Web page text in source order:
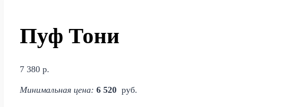
Пуф Тони
7 380 р.
Минимальная цена: 6 520 руб.